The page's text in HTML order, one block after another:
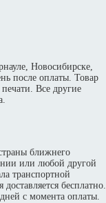
Новосибирске,
после оплаты. Товар
Все другие
ближнего
или любой другой
транспортной
бесплатно.
с момента оплаты.